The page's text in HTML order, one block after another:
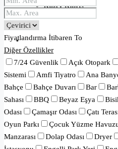
Kuzey Kıbrıs
İletişim
Fiyatlandırma İtibaren To
Diğer Özellikler
7/24 Güvenlik
Açık Otopark
Sistemi
Amfi Tiyatro Ana
Bahçe
Bahçe Duvarı Bar
Sahası
BBQ Beyaz Eşya
Odası
Çamaşır Odası Çatı
Oyun Parkı
Çocuk Yüzme
Manzarası
Dolap Odası Dryer